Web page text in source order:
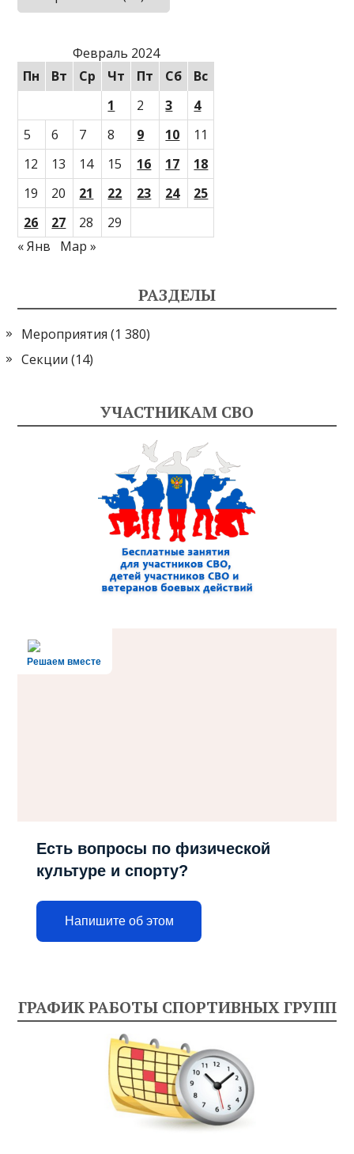
Февраль 2024
Пн
Вт Ср Чт Пт Сб
Вс
1
2 3
4
5
6 7 8 9 10
11
12
13 14 15 16 17
18
19
20 21 22 23 24
25
26
27 28
29
« Янв
Мар »
РАЗДЕЛЫ
Мероприятия (1 380)
Секции (14)
УЧАСТНИКАМ СВО
Решаем вместе
Есть вопросы по физической
культуре и спорту?
Напишите об этом
ГРАФИК РАБОТЫ СПОРТИВНЫХ ГРУПП